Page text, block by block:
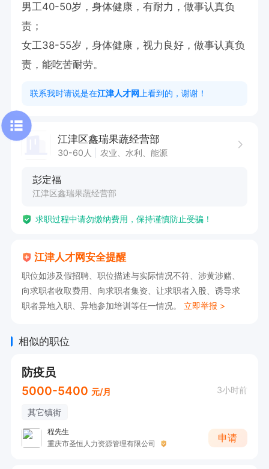
男工40-50岁，身体健康，有耐力，做事认真负
责；
女工38-55岁，身体健康，视力良好，做事认真负
责，能吃苦耐劳。
联系我时请说是在江津人才网 上看到的，谢谢！
江津区鑫瑞果蔬经营部
30-60人 农业、水利、能源
彭定福
江津区鑫瑞果蔬经营部
求职过程中请勿缴纳费用，保持谨慎防止受骗！
江津人才网安全提醒
职位如涉及假招聘、职位描述与实际情况不符、涉黄涉赌、
向求职者收取费用、向求职者集资、让求职者入股、诱导求
职者异地入职、异地参加培训等任一情况。 立即举报 >
相似的职位
防疫员
5000-5400 元/月 3小时前
其它镇街
程先生
重庆市圣恒人力资源管理有限公司
申请